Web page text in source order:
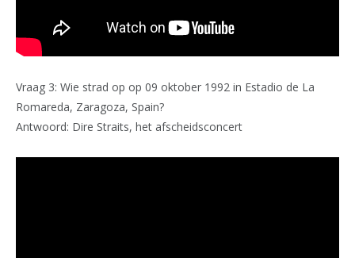
Vraag 3: Wie strad op op 09 oktober 1992 in Estadio de La
Romareda, Zaragoza, Spain?
Antwoord: Dire Straits, het afscheidsconcert